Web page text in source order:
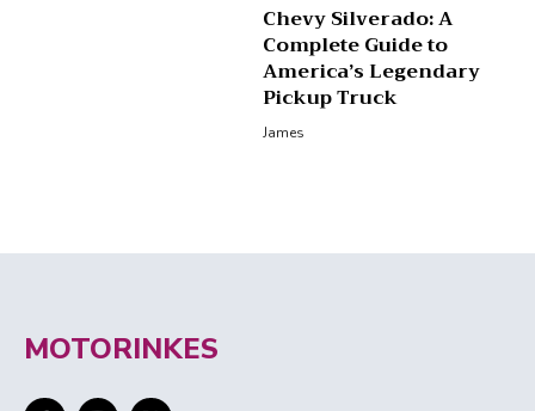
Chevy Silverado: A
Complete Guide to
America’s Legendary
Pickup Truck
James
MOTORINKES